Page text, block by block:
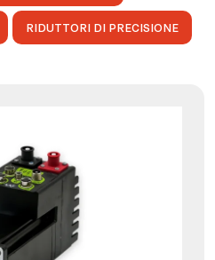
RIDUTTORI DI PRECISIONE